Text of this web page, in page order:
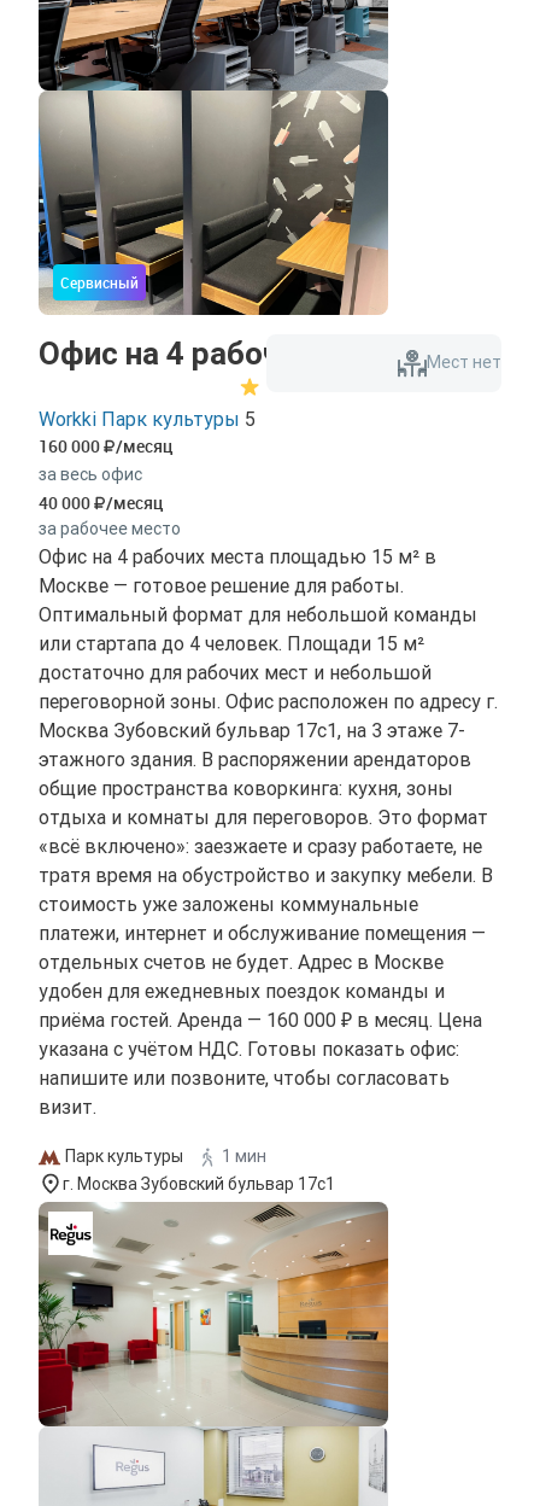
Сервисный
Офис на 4 рабочих места
Workki Парк культуры 5
160 000 /месяц
за весь офис
40 000 /месяц
за рабочее место
Офис на 4 рабочих места площадью 15 м² в
Москве — готовое решение для работы.
Оптимальный формат для небольшой команды
или стартапа до 4 человек. Площади 15 м²
достаточно для рабочих мест и небольшой
переговорной зоны. Офис расположен по адресу г.
Москва Зубовский бульвар 17с1, на 3 этаже 7-
этажного здания. В распоряжении арендаторов
общие пространства коворкинга: кухня, зоны
отдыха и комнаты для переговоров. Это формат
«всё включено»: заезжаете и сразу работаете, не
тратя время на обустройство и закупку мебели. В
стоимость уже заложены коммунальные
платежи, интернет и обслуживание помещения —
отдельных счетов не будет. Адрес в Москве
удобен для ежедневных поездок команды и
приёма гостей. Аренда — 160 000 ₽ в месяц. Цена
указана с учётом НДС. Готовы показать офис:
напишите или позвоните, чтобы согласовать
визит.
Парк культуры
1 мин
г. Москва Зубовский бульвар 17с1
Мест нет